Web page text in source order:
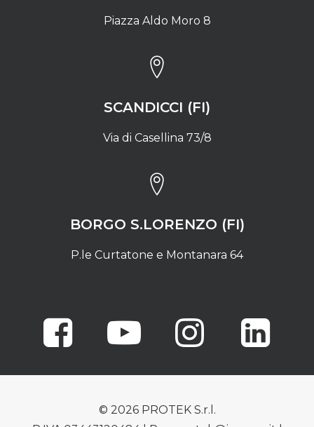
Piazza Aldo Moro 8
SCANDICCI (FI)
Via di Casellina 73/8
BORGO S.LORENZO (FI)
P.le Curtatone e Montanara 64
© 2026 PROTEK S.r.l.